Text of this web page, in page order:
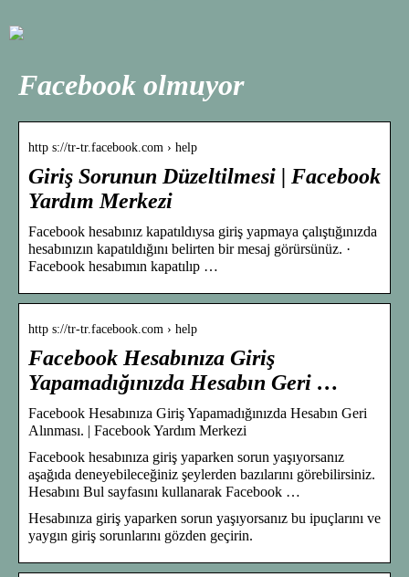
Facebook olmuyor
http s://tr-tr.facebook.com › help
Giriş Sorunun Düzeltilmesi | Facebook
Yardım Merkezi
Facebook hesabınız kapatıldıysa giriş yapmaya çalıştığınızda
hesabınızın kapatıldığını belirten bir mesaj görürsünüz. ·
Facebook hesabımın kapatılıp …
http s://tr-tr.facebook.com › help
Facebook Hesabınıza Giriş
Yapamadığınızda Hesabın Geri …
Facebook Hesabınıza Giriş Yapamadığınızda Hesabın Geri
Alınması. | Facebook Yardım Merkezi
Facebook hesabınıza giriş yaparken sorun yaşıyorsanız
aşağıda deneyebileceğiniz şeylerden bazılarını görebilirsiniz.
Hesabını Bul sayfasını kullanarak Facebook …
Hesabınıza giriş yaparken sorun yaşıyorsanız bu ipuçlarını ve
yaygın giriş sorunlarını gözden geçirin.